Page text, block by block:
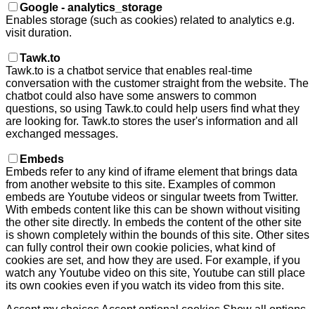
Google - analytics_storage
Enables storage (such as cookies) related to analytics e.g.
visit duration.
Tawk.to
Tawk.to is a chatbot service that enables real-time
conversation with the customer straight from the website. The
chatbot could also have some answers to common
questions, so using Tawk.to could help users find what they
are looking for. Tawk.to stores the user's information and all
exchanged messages.
Embeds
Embeds refer to any kind of iframe element that brings data
from another website to this site. Examples of common
embeds are Youtube videos or singular tweets from Twitter.
With embeds content like this can be shown without visiting
the other site directly. In embeds the content of the other site
is shown completely within the bounds of this site. Other sites
can fully control their own cookie policies, what kind of
cookies are set, and how they are used. For example, if you
watch any Youtube video on this site, Youtube can still place
its own cookies even if you watch its video from this site.